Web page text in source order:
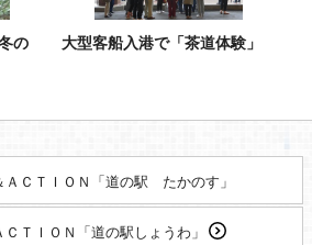
の
大型客船入港で「茶道体験」
ＣＴＩＯＮ「道の駅 たかのす」
ＣＴＩＯＮ「道の駅しょうわ」